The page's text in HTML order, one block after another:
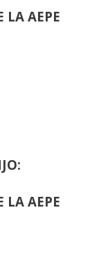
LA AEPE
LA AEPE